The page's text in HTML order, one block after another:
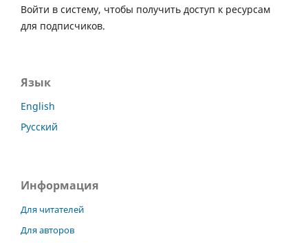
Войти в систему, чтобы получить доступ к ресурсам
для подписчиков.
Язык
English
Русский
Информация
Для читателей
Для авторов